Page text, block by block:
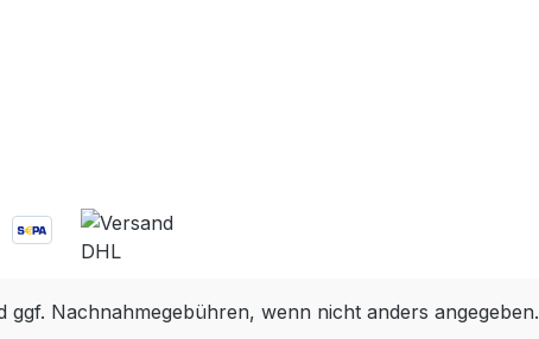
ggf. Nachnahmegebühren, wenn nicht anders angegeben.